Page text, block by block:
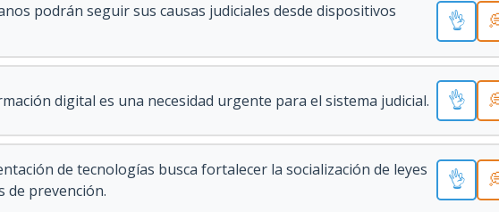
podrán seguir sus causas judiciales desde dispositivos
👌
digital es una necesidad urgente para el sistema judicial. 👌
de tecnologías busca fortalecer la socialización de leyes
de prevención.
👌